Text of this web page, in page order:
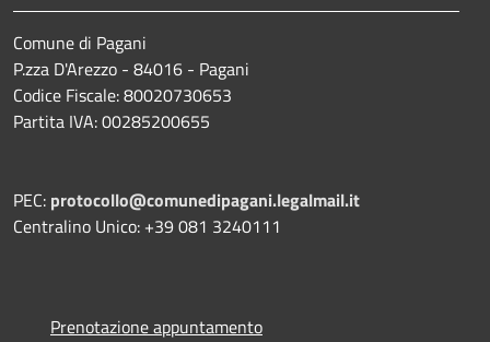
Comune di Pagani
P.zza D'Arezzo - 84016 - Pagani
Codice Fiscale: 80020730653
Partita IVA: 00285200655
PEC: protocollo@comunedipagani.legalmail.it
Centralino Unico: +39 081 3240111
Prenotazione appuntamento